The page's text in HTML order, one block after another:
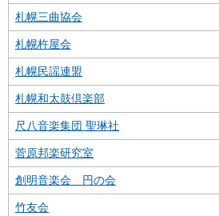
札幌三曲協会
札幌杵屋会
札幌民謡連盟
札幌和太鼓倶楽部
尺八音楽集団 聖琳社
菅原邦楽研究室
創明音楽会 円の会
竹友会